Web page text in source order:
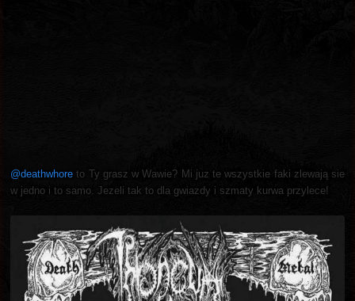
@deathwhore to Ty grasz w Wawie? Mi juz te wszystkie faki zlewają sie
w jedno i to samo. Jezeli tak to dla gwiazdy i szmaty kurwa przylece!